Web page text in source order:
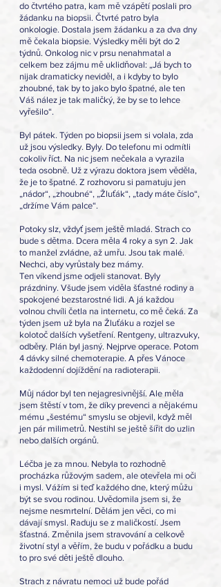
do čtvrtého patra, kam mě vzápětí poslali pro
žádanku na biopsii. Čtvrté patro byla
onkologie. Dostala jsem žádanku a za dva dny
mě čekala biopsie. Výsledky měli být do 2
týdnů. Onkolog nic v prsu nenahmatal a
celkem bez zájmu mě uklidňoval: „Já bych to
nijak dramaticky neviděl, a i kdyby to bylo
zhoubné, tak by to jako bylo špatné, ale ten
Váš nález je tak maličký, že by se to lehce
vyřešilo“.
Byl pátek. Týden po biopsii jsem si volala, zda
už jsou výsledky. Byly. Do telefonu mi odmítli
cokoliv říct. Na nic jsem nečekala a vyrazila
teda osobně. Už z výrazu doktora jsem věděla,
že je to špatné. Z rozhovoru si pamatuju jen
„nádor“, „zhoubné“, „Žluťák“, „tady máte číslo“,
„držíme Vám palce“.
Potoky slz, vždyť jsem ještě mladá. Strach co
bude s dětma. Dcera měla 4 roky a syn 2. Jak
to manžel zvládne, až umřu. Jsou tak malé.
Nechci, aby vyrůstaly bez mámy.
Ten víkend jsme odjeli stanovat. Byly
prázdniny. Všude jsem viděla šťastné rodiny a
spokojené bezstarostné lidi. A já každou
volnou chvíli četla na internetu, co mě čeká. Za
týden jsem už byla na Žluťáku a rozjel se
kolotoč dalších vyšetření. Rentgeny, ultrazvuky,
odběry. Plán byl jasný. Nejprve operace. Potom
4 dávky silné chemoterapie. A přes Vánoce
každodenní dojíždění na radioterapii.
Můj nádor byl ten nejagresivnější. Ale měla
jsem štěstí v tom, že díky prevenci a nějakému
mému „šestému“ smyslu se objevil, když měl
jen pár milimetrů. Nestihl se ještě šířit do uzlin
nebo dalších orgánů.
Léčba je za mnou. Nebyla to rozhodně
procházka růžovým sadem, ale otevřela mi oči
i mysl. Vážím si teď každého dne, který můžu
být se svou rodinou. Uvědomila jsem si, že
nejsme nesmrtelní. Dělám jen věci, co mi
dávají smysl. Raduju se z maličkostí. Jsem
šťastná. Změnila jsem stravování a celkově
životní styl a věřím, že budu v pořádku a budu
to pro své děti ještě dlouho.
Strach z návratu nemoci už bude pořád